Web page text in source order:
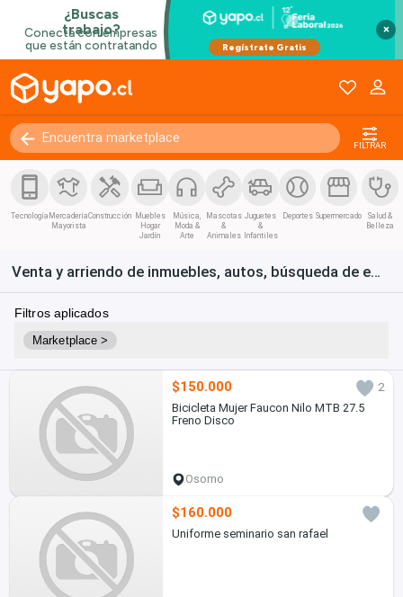
×
FILTRAR
Tecnología Mercadería
Mayorista
Construcción Muebles
Hogar
Jardín
Música,
Moda &
Arte
Mascotas
&
Animales
Juguetes
&
Infantiles
Deportes Supermercado
Salud &
Belleza
Venta y arriendo de inmuebles, autos, búsqueda de empleo y bienes de consumo en Chile
Filtros aplicados
Marketplace >
$150.000
2
Bicicleta Mujer Faucon Nilo MTB 27.5
Freno Disco
Osorno
$160.000
Uniforme seminario san rafael